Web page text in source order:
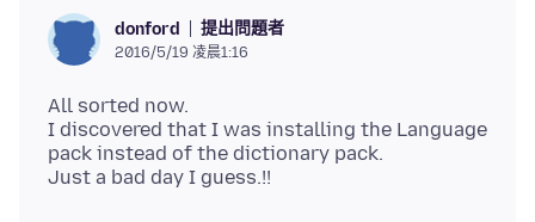
donford 提出問題者
2016/5/19 凌晨1:16
All sorted now.
I discovered that I was installing the Language
pack instead of the dictionary pack.